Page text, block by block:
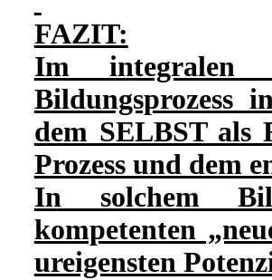
FAZIT:
Im integralen
Bildungsprozess
dem SELBST als
Prozess und dem
In solchem
kompetenten
ureigensten